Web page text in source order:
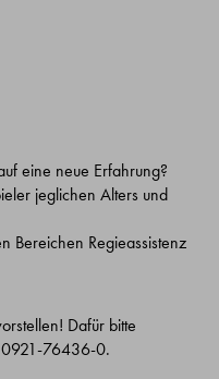
eine neue Erfahrung?
jeglichen Alters und
Bereichen Regieassistenz
Dafür bitte
0921-76436-0.